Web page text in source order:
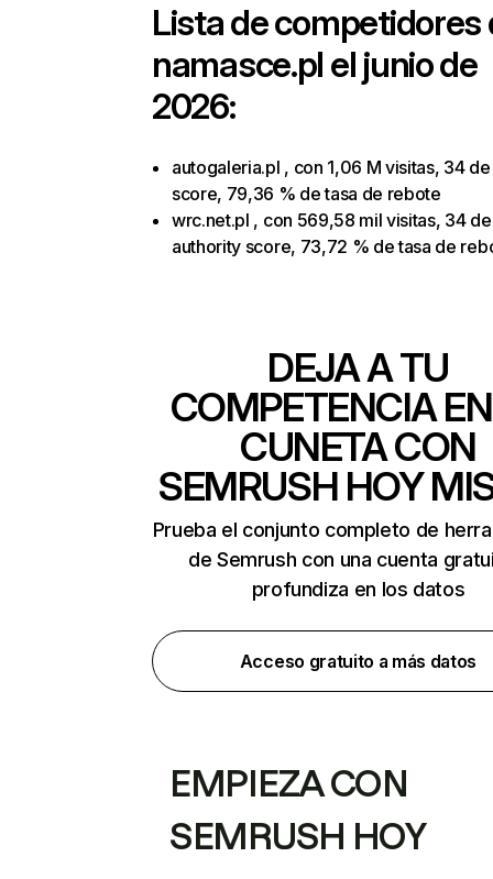
Lista de competidores
namasce.pl el junio de
2026:
autogaleria.pl , con 1,06 M visitas, 34
score, 79,36 % de tasa de rebote
wrc.net.pl , con 569,58 mil visitas, 34 de
authority score, 73,72 % de tasa de
DEJA A TU
COMPETENCIA
CUNETA CON
SEMRUSH HOY
Prueba el conjunto completo de
de Semrush con una cuenta
profundiza en los datos
Acceso gratuito a más datos
EMPIEZA CON
SEMRUSH HOY